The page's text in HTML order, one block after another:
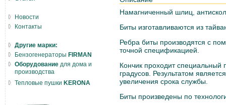
Намагниченный шлиц,
Биты изготавливаются из
Ребра биты производятся с
точной спецификацией.
Кончик проходит специальный
градусов. Результатом
увеличения срока службы.
Биты произведены по
Новости
Контакты
Другие марки:
Бензогенераторы FIRMAN
Оборудование для дома и
производства
Тепловые пушки KERONA